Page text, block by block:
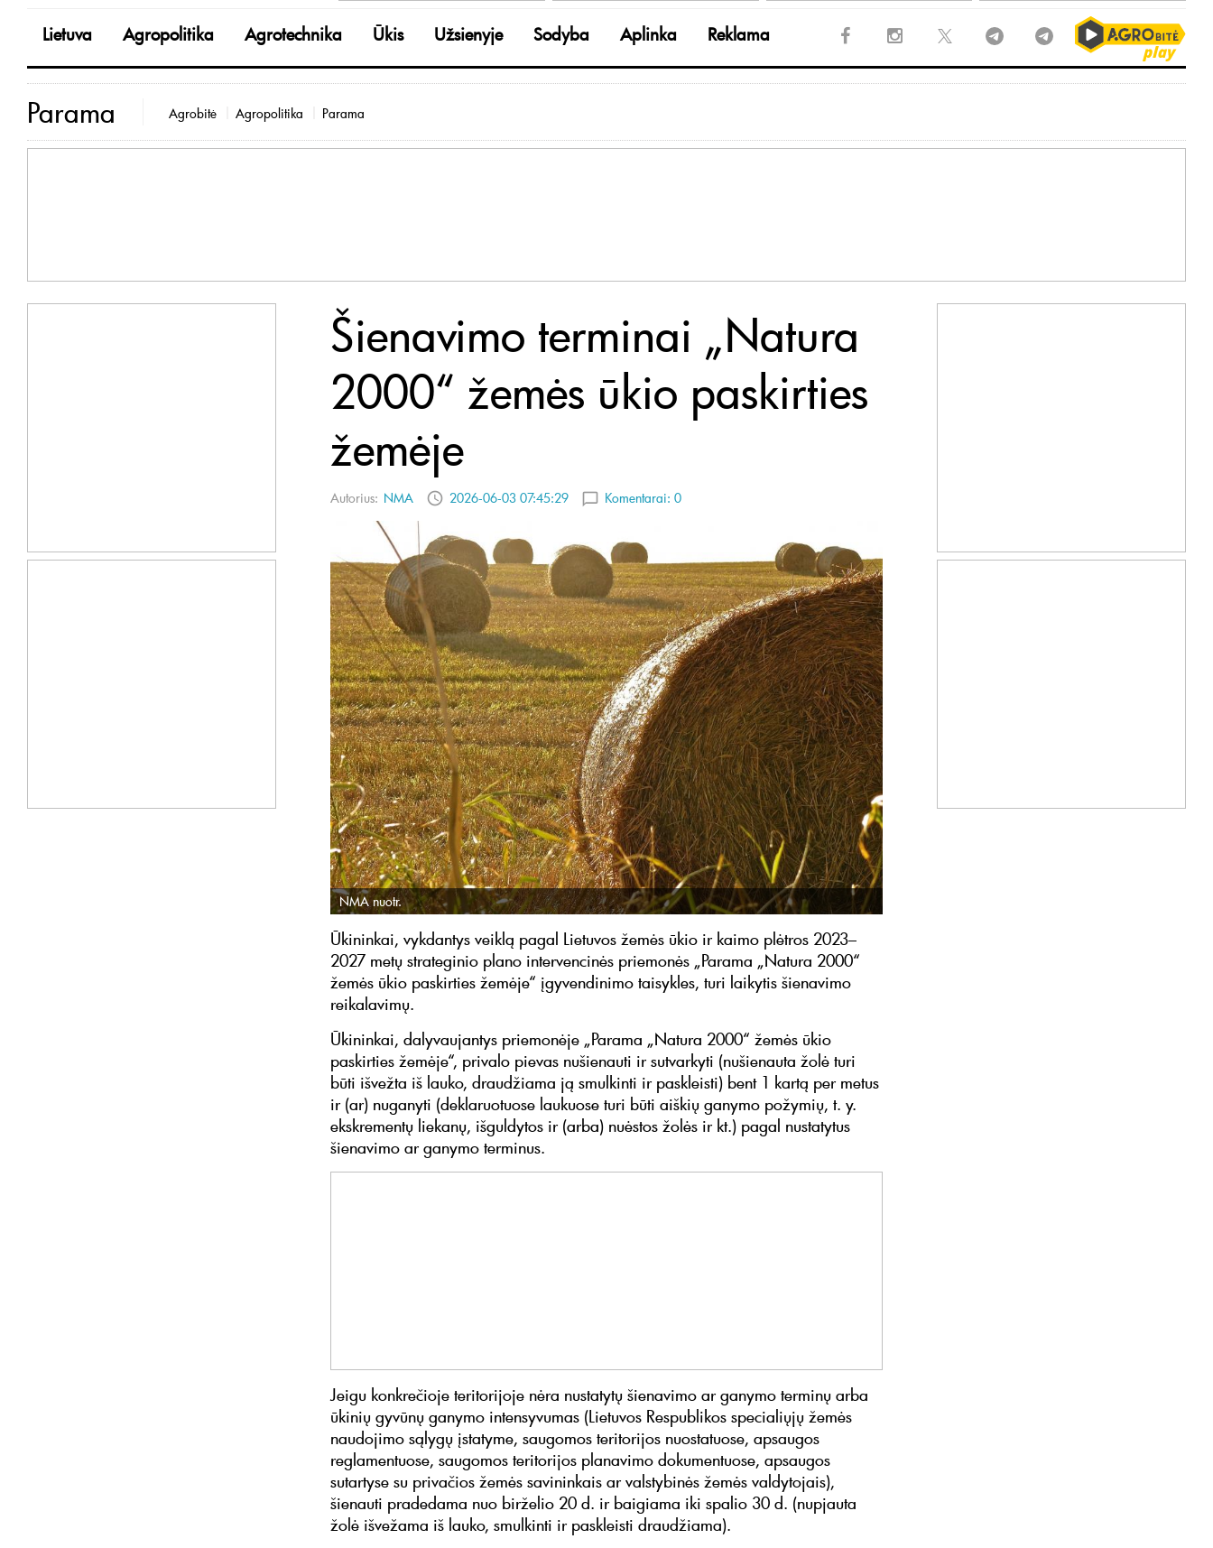
Lietuva Agropolitika Agrotechnika Ūkis Užsienyje Sodyba Aplinka Reklama
Parama Agrobitė Agropolitika Parama
Šienavimo terminai „Natura
2000“ žemės ūkio paskirties
žemėje
Autorius: NMA 2026-06-03 07:45:29 Komentarai: 0
NMA nuotr.
Ūkininkai, vykdantys veiklą pagal Lietuvos žemės ūkio ir kaimo plėtros 2023–
2027 metų strateginio plano intervencinės priemonės „Parama „Natura 2000“
žemės ūkio paskirties žemėje“ įgyvendinimo taisykles, turi laikytis šienavimo
reikalavimų.
Ūkininkai, dalyvaujantys priemonėje „Parama „Natura 2000“ žemės ūkio
paskirties žemėje“, privalo pievas nušienauti ir sutvarkyti (nušienauta žolė turi
būti išvežta iš lauko, draudžiama ją smulkinti ir paskleisti) bent 1 kartą per metus
ir (ar) nuganyti (deklaruotuose laukuose turi būti aiškių ganymo požymių, t. y.
ekskrementų liekanų, išguldytos ir (arba) nuėstos žolės ir kt.) pagal nustatytus
šienavimo ar ganymo terminus.
Jeigu konkrečioje teritorijoje nėra nustatytų šienavimo ar ganymo terminų arba
ūkinių gyvūnų ganymo intensyvumas (Lietuvos Respublikos specialiųjų žemės
naudojimo sąlygų įstatyme, saugomos teritorijos nuostatuose, apsaugos
reglamentuose, saugomos teritorijos planavimo dokumentuose, apsaugos
sutartyse su privačios žemės savininkais ar valstybinės žemės valdytojais),
šienauti pradedama nuo birželio 20 d. ir baigiama iki spalio 30 d. (nupjauta
žolė išvežama iš lauko, smulkinti ir paskleisti draudžiama).